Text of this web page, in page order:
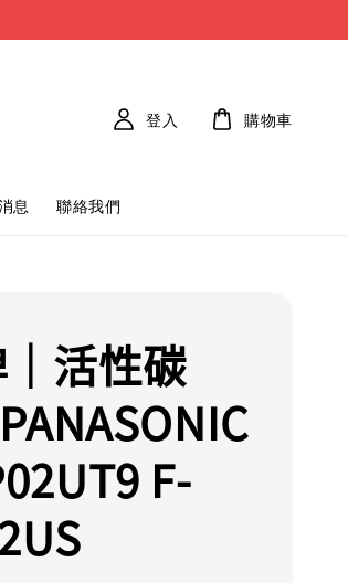
息 聯絡我們
登入 購物車
活性碳
F-